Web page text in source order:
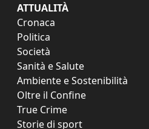
ATTUALITÀ
Cronaca
Politica
Società
Sanità e Salute
Ambiente e Sostenibilità
Oltre il Confine
True Crime
Storie di sport